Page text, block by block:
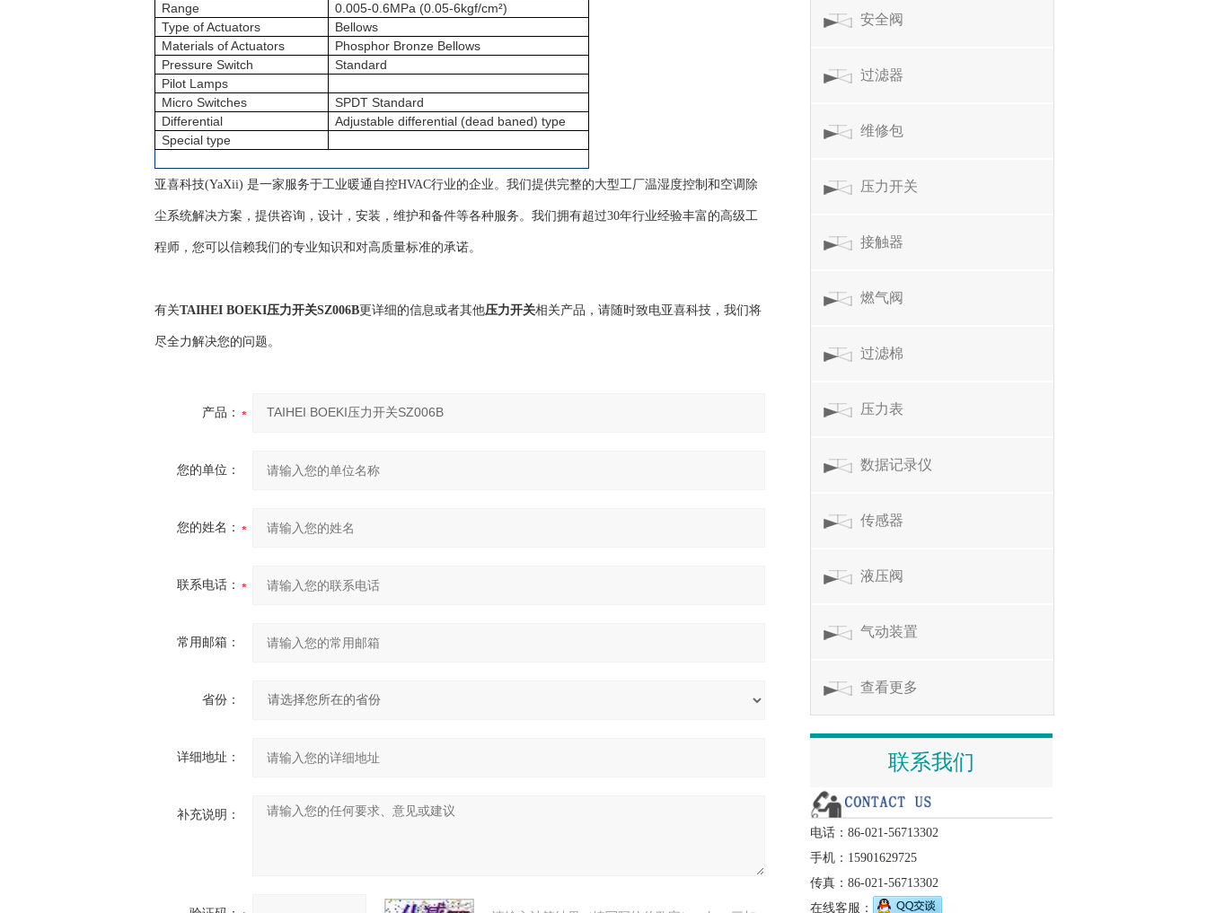
Range
0.005-0.6MPa (0.05-6kgf/cm²)
Type of Actuators
Bellows
Materials of Actuators
Phosphor Bronze Bellows
Pressure Switch
Standard
Pilot Lamps
Micro Switches
SPDT Standard
Differential
Adjustable differential (dead baned) type
Special type
亚喜科技(YaXii) 是一家服务于工业暖通自控HVAC行业的企业。我们提供完整的大型工厂温湿度控制和空调除
尘系统解决方案，提供咨询，设计，安装，维护和备件等各种服务。我们拥有超过30年行业经验丰富的高级工
程师，您可以信赖我们的专业知识和对高质量标准的承诺。
有关TAIHEI BOEKI压力开关SZ006B更详细的信息或者其他压力开关相关产品，请随时致电亚喜科技，我们将
尽全力解决您的问题。
产品：
您的单位：
您的姓名：
联系电话：
常用邮箱：
省份：
详细地址：
补充说明：
安全阀
过滤器
维修包
压力开关
接触器
燃气阀
过滤棉
压力表
数据记录仪
传感器
液压阀
气动装置
查看更多
联系我们
电话：86-021-56713302
手机：15901629725
传真：86-021-56713302
在线客服：